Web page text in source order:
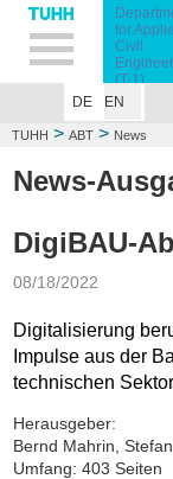
Hauptnavigation
Unternavigation
Inhalt
Suche
for
Civil
(T-1)
DE
EN
TUHH > ABT > News
News-
DigiBAU-
08/18/2022
Digitalisierung
Impulse aus der
technischen
Herausgeber:
Bernd Mahrin,
Umfang: 403 Seiten